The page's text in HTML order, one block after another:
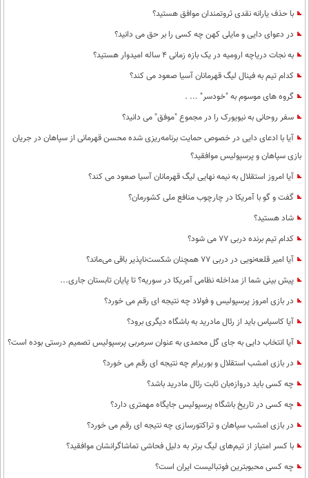
با حذف یارانه نقدی ثروتمندان موافق هستید؟
در دعوای دایی و مایلی کهن چه کسی را بر حق می دانید؟
به نجات دریاچه ارومیه در یک بازه زمانی 4 ساله امیدوار هستید؟
کدام تیم به فینال لیگ قهرمانان آسیا صعود می کند؟
گروه های موسوم به "خودسر" ... .
سفر روحانی به نیویورک را در مجموع "موفق" می دانید؟
آیا با ادعای دایی در خصوص حمایت برنامه‌ریزی شده محسن قهرمانی از سپاهان در جریان
بازی سپاهان و پرسپولیس موافقید؟
آیا امروز استقلال به نیمه نهایی لیگ قهرمانان آسیا صعود می کند؟
گفت و گو با آمریکا در چارچوب منافع ملی کشورمان؟
شاد هستید؟
کدام تیم برنده دربی 77 می شود؟
آیا امیر قلعه‌نویی در دربی 77 همچنان شکست‌ناپذیر باقی می‌ماند؟
پیش بینی شما از مداخله نظامی آمریکا در سوریه؟ تا پایان تابستان جاری...
در بازی امروز پرسپولیس و فولاد چه نتیجه ای رقم می خورد؟
آیا کاسیاس باید از رئال مادرید به باشگاه دیگری برود؟
آیا انتخاب دایی به جای گل محمدی به عنوان سرمربی پرسپولیس تصمیم درستی بوده است؟
در بازی امشب استقلال و بوریرام چه نتیجه ای رقم می خورد؟
چه کسی باید دروازه‌بان ثابت رئال مادرید باشد؟
چه کسی در تاریخ باشگاه پرسپولیس جایگاه مهمتری دارد؟
در بازی امشب سپاهان و تراکتورسازی چه نتیجه ای رقم می خورد؟
با کسر امتیاز از تیم‌های لیگ برتر به دلیل فحاشی تماشاگرانشان موافقید؟
چه کسی محبوبترین فوتبالیست ایران است؟